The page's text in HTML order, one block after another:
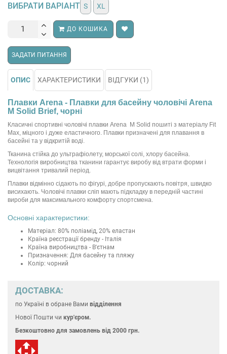
ВИБРАТИ ВАРІАНТ S XL
ДО КОШИКА
ЗАДАТИ ПИТАННЯ
ОПИС ХАРАКТЕРИСТИКИ ВІДГУКИ (1)
Плавки Arena - Плавки для басейну чоловічі Arena
M Solid Brief, чорні
Класичні спортивні чоловічі плавки Arena M Solid пошиті з матеріалу Fit
Max, міцного і дуже еластичного. Плавки призначені для плавання в
басейні та у відкритій воді.
Тканина стійка до ультрафіолету, морської солі, хлору басейна.
Технологія виробництва тканини гарантує виробу від втрати форми і
вицвітання тривалий період.
Плавки відмінно сідають по фігурі, добре пропускають повітря, швидко
висихають. Чоловічі плавки сліп мають підкладку в передній частині
вироби для максимального комфорту спортсмена.
Основні характеристики:
Матеріал: 80% поліамід, 20% еластан
Країна реєстрації бренду - Італія
Країна виробництва - В'єтнам
Призначення: Для басейну та пляжу
Колір: чорний
ДОСТАВКА:
по Україні в обране Вами відділення
Нової Пошти чи кур'єром.
Безкоштовно для замовлень від 2000 грн.